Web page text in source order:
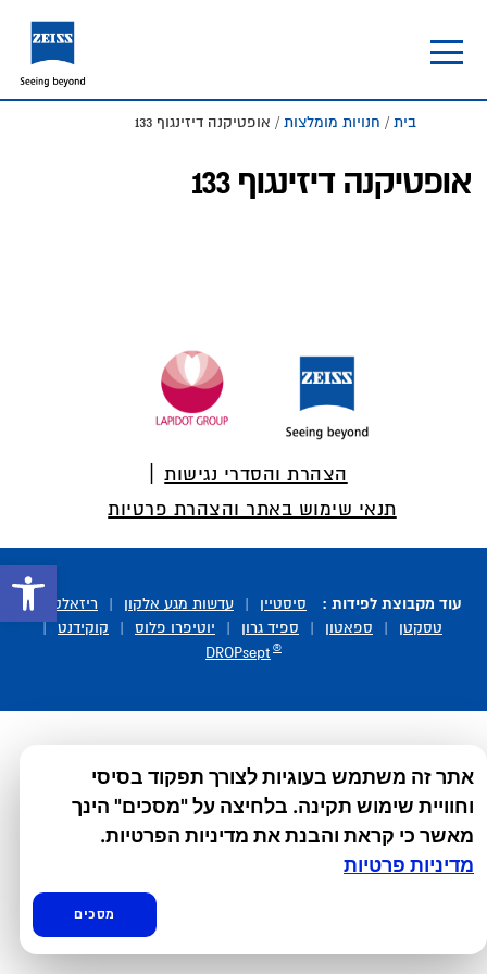
פתח
main
footer
בית / חנויות מומלצות / אופטיקנה דיזינגוף 133
אופטיקנה דיזינגוף 133
Footer
הצהרת והסדרי נגישות
תנאי שימוש באתר והצהרת פרטיות
אתר זה משתמש בעוגיות לצורך תפקוד בסיסי
וחוויית שימוש תקינה. בלחיצה על "מסכים" הינך
מאשר כי קראת והבנת את מדיניות הפרטיות.
מדיניות פרטיות
מסכים
עוד מקבוצת לפידות : סיסטיין עדשות מגע אלקון ריזאלטס
|
טסקטן
ספאטון ספיד גרון יוטיפרו פלוס קוקידנט
DROPsept ®